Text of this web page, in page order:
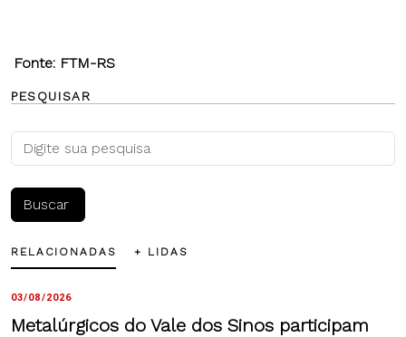
Fonte: FTM-RS
PESQUISAR
RELACIONADAS + LIDAS
03/08/2026
Metalúrgicos do Vale dos Sinos participam